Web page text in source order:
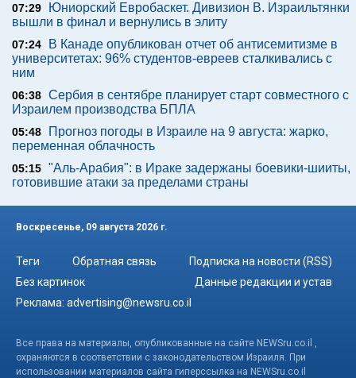
07:29
Юниорский Евробаскет. Дивизион В. Израильтянки
вышли в финал и вернулись в элиту
07:24
В Канаде опубликован отчет об антисемитизме в
университетах: 96% студентов-евреев сталкивались с
ним
06:38 Сербия в сентябре планирует старт совместного с
Израилем производства БПЛА
05:48
Прогноз погоды в Израиле на 9 августа: жарко,
переменная облачность
05:15 "Аль-Арабия": в Ираке задержаны боевики-шииты,
готовившие атаки за пределами страны
Воскресенье, 09 августа 2026 г.
Теги Обратная связь
Подписка на новости (RSS)
Без картинок
Данные редакции и устав
Реклама: advertising@newsru.co.il
Все права на материалы, опубликованные на сайте NEWSru.co.il ,
охраняются в соответствии с законодательством Израиля. При
использовании материалов сайта гиперссылка на NEWSru.co.il